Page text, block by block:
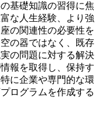
基礎知識の習得に焦
な人生経験、より強
の関連性の必要性を
の器ではなく、既存
の問題に対する解決
報を取得し、保持す
に企業や専門的な環
ログラムを作成する